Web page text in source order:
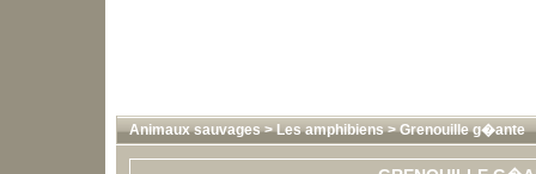
Animaux sauvages>Les amphibiens>Grenouille g�ante